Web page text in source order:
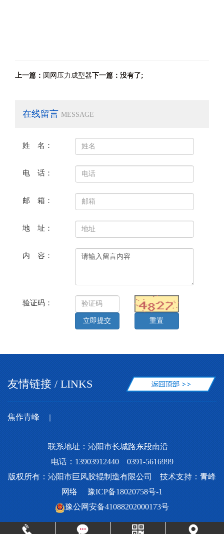
上一篇： 圆网压力成型器下一篇：没有了;
在线留言 MESSAGE
姓 名：
电 话：
邮 箱：
地 址：
内 容：
验证码：
友情链接 / LINKS
焦作青峰 ｜
联系地址：沁阳市长城路东段南沿
电话：13903912440 0391-5616999
版权所有：沁阳市巨风胶辊制造有限公司 技术支持：青峰
网络
豫ICP备18020758号-1
豫公网安备41088202000173号